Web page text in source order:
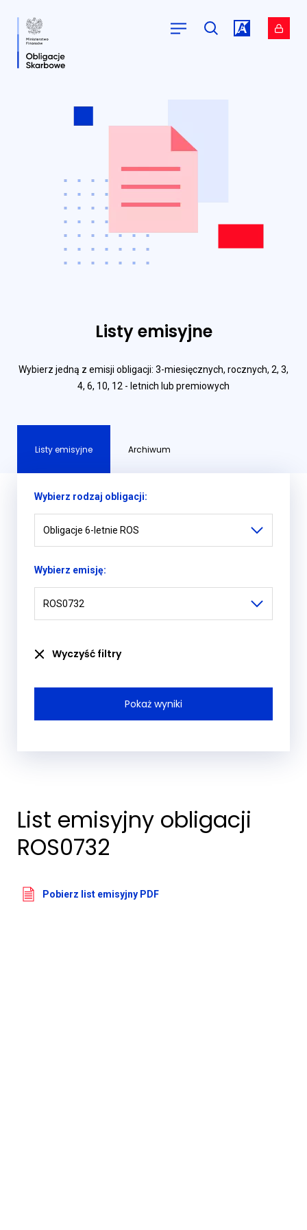
Przejdź do
serwisu.
Listy emisyjne
Wybierz jedną z emisji obligacji: 3-miesięcznych, rocznych, 2, 3,
4, 6, 10, 12 - letnich lub premiowych
Listy emisyjne Archiwum
Wybierz rodzaj obligacji:
Obligacje 6-letnie ROS
Wybierz emisję:
ROS0732
Wyczyść filtry
List emisyjny obligacji
ROS0732
Pobierz list emisyjny PDF